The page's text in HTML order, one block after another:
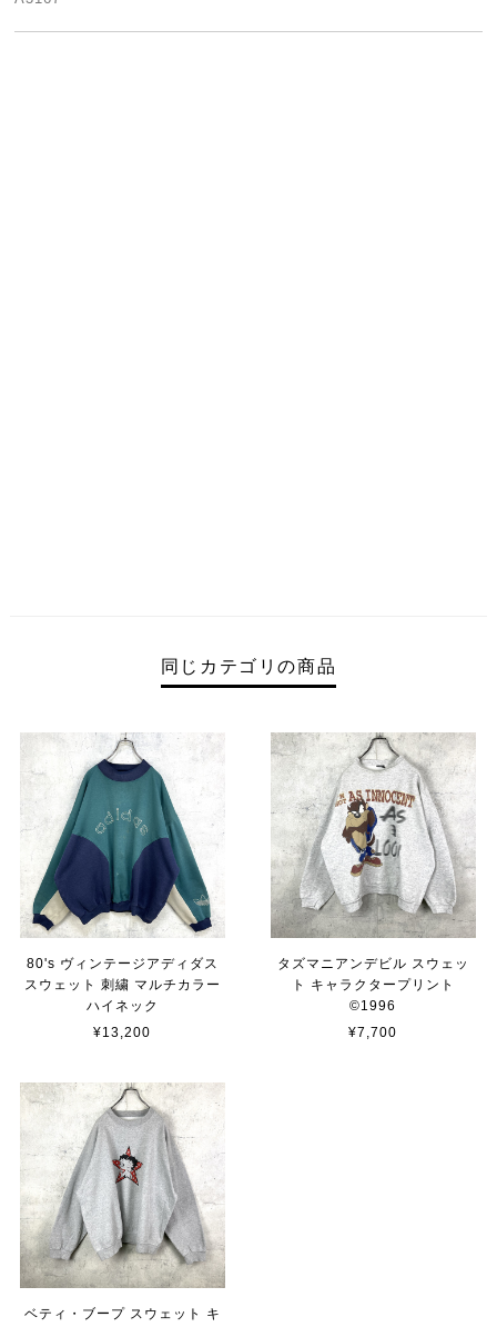
同じカテゴリの商品
80's ヴィンテージアディダス
スウェット 刺繍 マルチカラー
ハイネック
¥13,200
タズマニアンデビル スウェッ
ト キャラクタープリント
©︎1996
¥7,700
ベティ・ブープ スウェット キ